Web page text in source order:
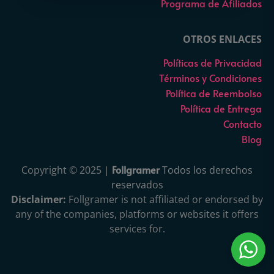
Programa de Afiliados
OTROS ENLACES
Políticas de Privacidad
Términos y Condiciones
Política de Reembolso
Política de Entrega
Contacto
Blog
Copyright © 2025 | FollgramerTodos los derechos
reservados
Disclaimer: Follgramer is not affiliated or endorsed by
any of the companies, platforms or websites it offers
services for.